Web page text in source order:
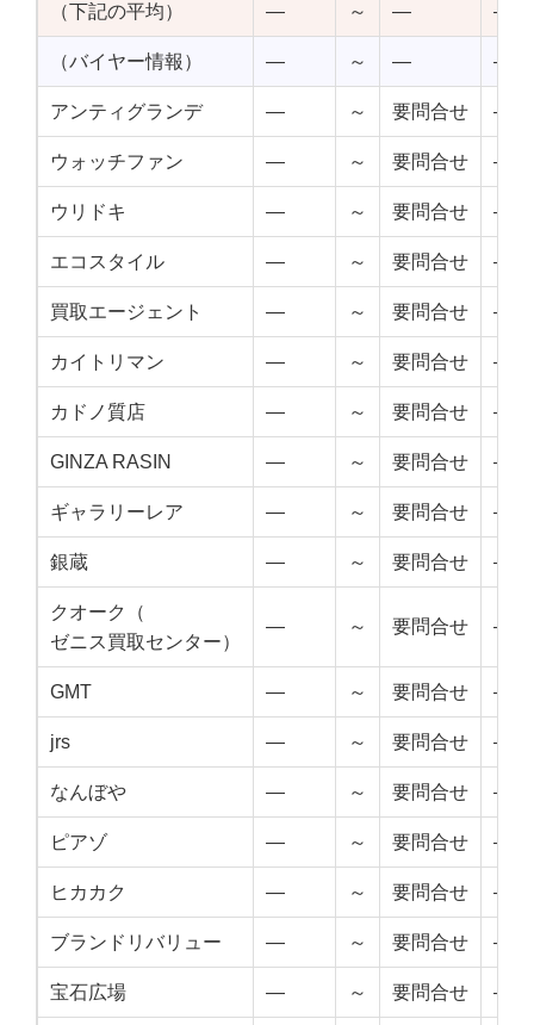
（下記の平均） — ～ — —
（バイヤー情報） — ～ — —
アンティグランデ — ～ 要問合せ —
ウォッチファン — ～ 要問合せ —
ウリドキ — ～ 要問合せ —
エコスタイル — ～ 要問合せ —
買取エージェント — ～ 要問合せ —
カイトリマン — ～ 要問合せ —
カドノ質店 — ～ 要問合せ —
GINZA RASIN — ～ 要問合せ —
ギャラリーレア — ～ 要問合せ —
銀蔵 — ～ 要問合せ —
クオーク（
ゼニス買取センター）
— ～ 要問合せ —
GMT — ～ 要問合せ —
jrs — ～ 要問合せ —
なんぼや — ～ 要問合せ —
ピアゾ — ～ 要問合せ —
ヒカカク — ～ 要問合せ —
ブランドリバリュー — ～ 要問合せ —
宝石広場 — ～ 要問合せ —